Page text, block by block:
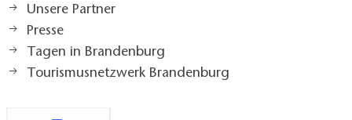
Unsere Partner
Presse
Tagen in Brandenburg
Tourismusnetzwerk Brandenburg